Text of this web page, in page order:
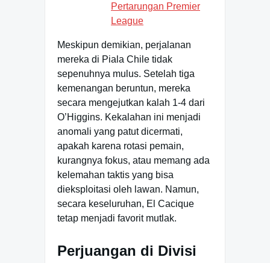
Pertarungan Premier
League
Meskipun demikian, perjalanan
mereka di Piala Chile tidak
sepenuhnya mulus. Setelah tiga
kemenangan beruntun, mereka
secara mengejutkan kalah 1-4 dari
O’Higgins. Kekalahan ini menjadi
anomali yang patut dicermati,
apakah karena rotasi pemain,
kurangnya fokus, atau memang ada
kelemahan taktis yang bisa
dieksploitasi oleh lawan. Namun,
secara keseluruhan, El Cacique
tetap menjadi favorit mutlak.
Perjuangan di Divisi